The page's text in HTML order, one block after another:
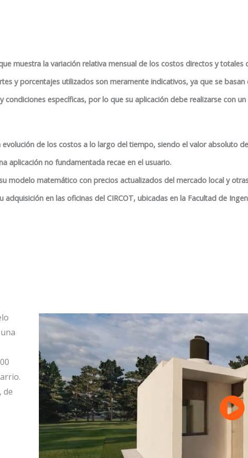
muestra la variación relativa mensual de los costos directos y totales
y porcentajes utilizados son meramente indicativos, ya que se basan
específicas, por lo que su aplicación debe realizarse con un
evolución de los costos a lo largo del tiempo, siendo el valor absoluto
aplicación no fundamentada recae en el usuario.
modelo matemático con precios actualizados del mercado local y
en las oficinas del CIRCOT, ubicadas en la Facultad de
de